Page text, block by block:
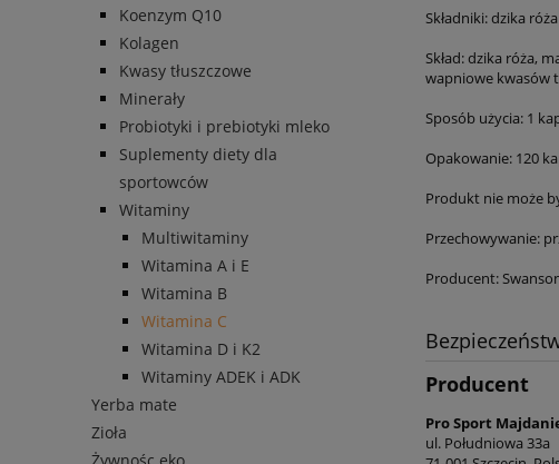
Koenzym Q10
Kolagen
Kwasy tłuszczowe
Minerały
Probiotyki i prebiotyki mleko
Suplementy diety dla
sportowców
Witaminy
Multiwitaminy
Witamina A i E
Witamina B
Witamina C
Witamina D i K2
Witaminy ADEK i ADK
Yerba mate
Zioła
Składniki: dzika
Skład: dzika róża,
wapniowe kwasów
Sposób użycia: 1
Opakowanie: 120
Produkt nie może
Przechowywanie:
Producent:
Producent
Pro Sport
ul. Południowa 33a